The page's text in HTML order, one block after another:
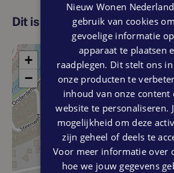
Deze fraaie, duurzame
de ontwikkelaar zeer compleet
vaak zelfs inclusief een keuken.
WoonGereed jouw gloednieuwe huis
en inrichten, tot en met de
aan toe.
WINSUM HEEFT JE VEEL TE BIEDEN
De typisch dorpse sfeer is in Winsum
Winsum heeft een rijk verenigings- en
kunt er je vrije tijd heel goed besteden.
er altijd wel wat te doen. Zo zijn er tal
Dit is de locatie
+
−
Nieuw Wonen
gebruik van cookies
gevoelige informatie
apparaat te plaatsen
raadplegen. Dit stelt ons
onze producten te
inhoud van onze content
website te personaliseren.
mogelijkheid om deze
zijn geheel of deels te
Voor meer informatie over
hoe we jouw gegevens